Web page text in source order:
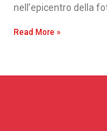
nell’epicentro della
Read More »